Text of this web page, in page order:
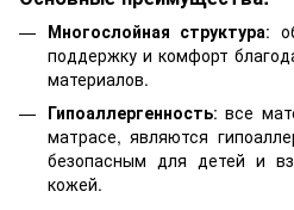
Многослойная структура:
поддержку и комфорт
материалов.
Гипоаллергенность: все
матрасе, являются
безопасным для детей и
кожей.